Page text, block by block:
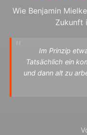
Wie Benjamin
Zukunft
Im Prinzip
Tatsächlich ein
und dann alt zu